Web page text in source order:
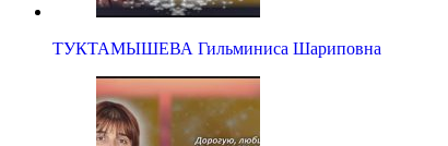
ТУКТАМЫШЕВА Гильминиса Шариповна